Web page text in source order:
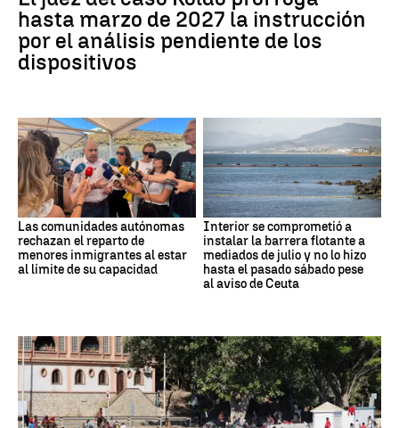
hasta marzo de 2027 la instrucción
por el análisis pendiente de los
dispositivos
Las comunidades autónomas
rechazan el reparto de
menores inmigrantes al estar
al límite de su capacidad
Interior se comprometió a
instalar la barrera flotante a
mediados de julio y no lo hizo
hasta el pasado sábado pese
al aviso de Ceuta